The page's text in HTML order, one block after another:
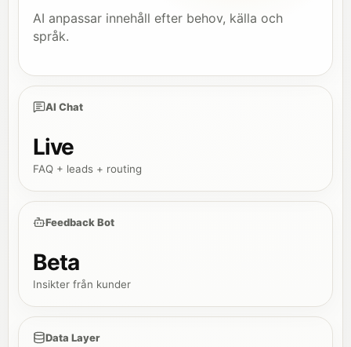
AI anpassar innehåll efter behov, källa och
språk.
AI Chat
Live
FAQ + leads + routing
Feedback Bot
Beta
Insikter från kunder
Data Layer